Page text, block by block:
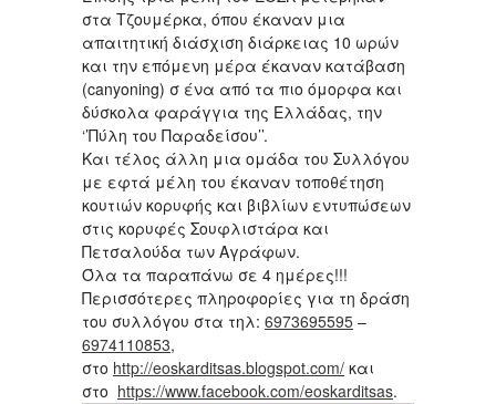
στα Τζουμέρκα, όπου έκαναν μια
απαιτητική διάσχιση διάρκειας 10 ωρών
και την επόμενη μέρα έκαναν κατάβαση
(canyoning) σ ένα από τα πιο όμορφα και
δύσκολα φαράγγια της Ελλάδας, την
‘’Πύλη του Παραδείσου’’.
Και τέλος άλλη μια ομάδα του Συλλόγου
με εφτά μέλη του έκαναν τοποθέτηση
κουτιών κορυφής και βιβλίων εντυπώσεων
στις κορυφές Σουφλιστάρα και
Πετσαλούδα των Αγράφων.
Όλα τα παραπάνω σε 4 ημέρες!!!
Περισσότερες πληροφορίες για τη δράση
του συλλόγου στα τηλ: 6973695595 –
6974110853,
στο http://eoskarditsas.blogspot.com/ και
στο https://www.facebook.com/eoskarditsas.